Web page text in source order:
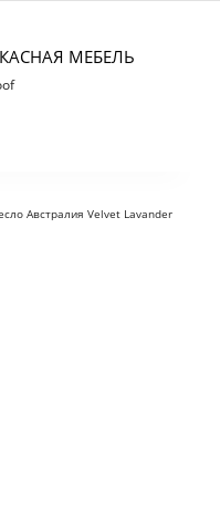
МЕБЕЛЬ
Австралия Velvet Lavander